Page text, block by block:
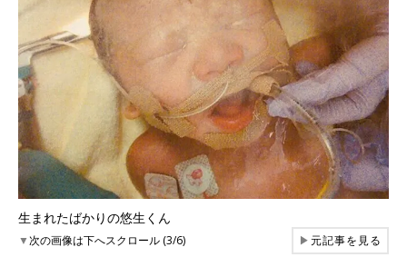
生まれたばかりの悠生くん
▼次の画像は下へスクロール (3/6) ▶元記事を見る